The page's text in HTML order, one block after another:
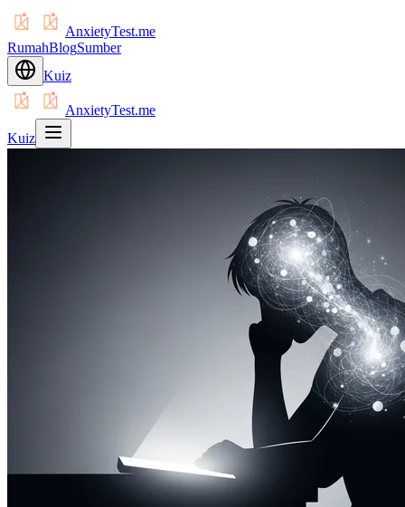
AnxietyTest.me
RumahBlogSumber
Kuiz
AnxietyTest.me
Kuiz